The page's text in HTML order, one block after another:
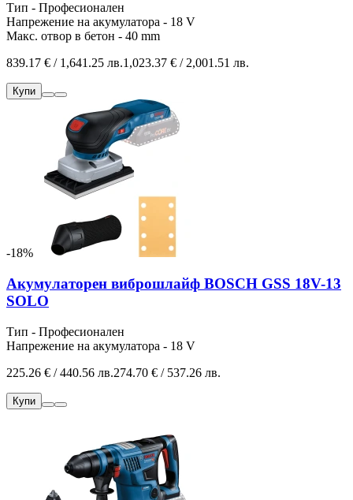
Тип - Професионален
Напрежение на акумулатора - 18 V
Макс. отвор в бетон - 40 mm
839.17 € / 1,641.25 лв.1,023.37 € / 2,001.51 лв.
Купи
-18%
Акумулаторен виброшлайф BOSCH GSS 18V-13
SOLO
Тип - Професионален
Напрежение на акумулатора - 18 V
225.26 € / 440.56 лв.274.70 € / 537.26 лв.
Купи